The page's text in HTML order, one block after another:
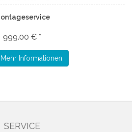
999.00 € *
Mehr Informationen
SERVICE